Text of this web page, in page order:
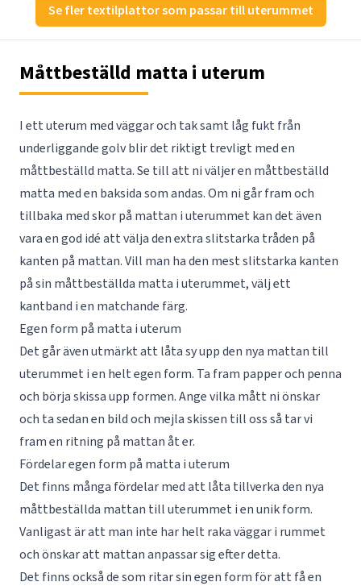
Se fler textilplattor som passar till uterummet
Måttbeställd matta i uterum
I ett uterum med väggar och tak samt låg fukt från
underliggande golv blir det riktigt trevligt med en
måttbeställd matta. Se till att ni väljer en måttbeställd
matta med en baksida som andas. Om ni går fram och
tillbaka med skor på mattan i uterummet kan det även
vara en god idé att välja den extra slitstarka tråden på
kanten på mattan. Vill man ha den mest slitstarka kanten
på sin måttbeställda matta i uterummet, välj ett
kantband i en matchande färg.
Egen form på matta i uterum
Det går även utmärkt att låta sy upp den nya mattan till
uterummet i en helt egen form. Ta fram papper och penna
och börja skissa upp formen. Ange vilka mått ni önskar
och ta sedan en bild och mejlaskissen till oss så tar vi
fram en ritning på mattan åt er.
Fördelar egen form på matta i uterum
Det finns många fördelar med att låta tillverka den nya
måttbeställda mattan till uterummet i en unik form.
Vanligast är att man inte har helt raka väggar i rummet
och önskar att mattan anpassar sig efter detta.
Det finns också de som ritar sin egen form för att få en